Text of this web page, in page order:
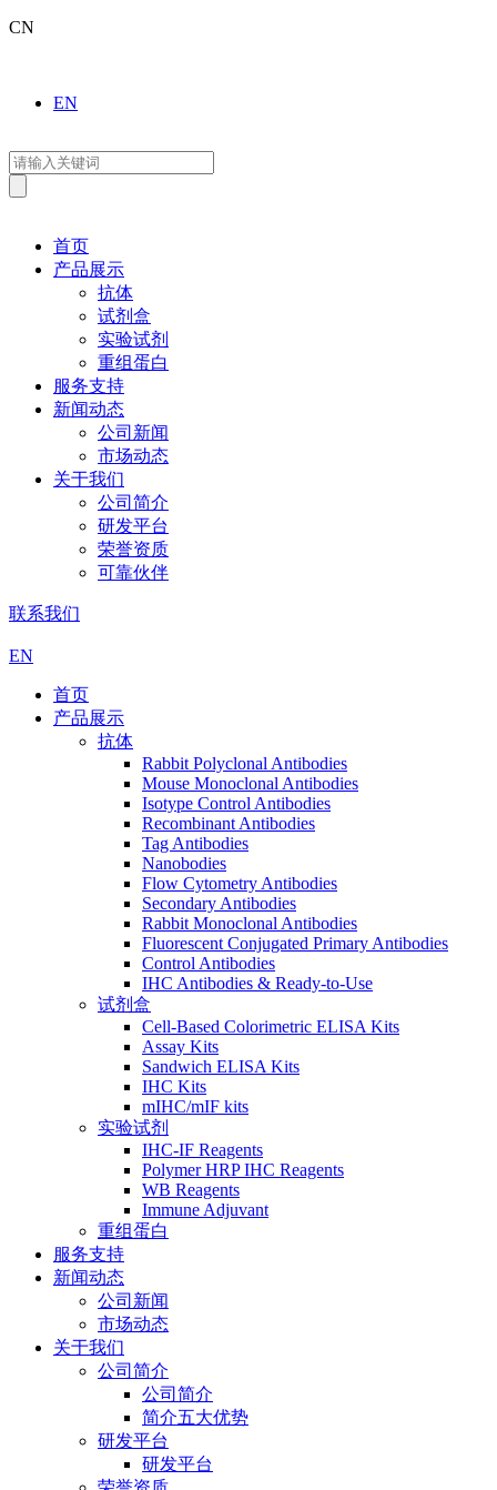
CN
EN
首页
产品展示
抗体
试剂盒
实验试剂
重组蛋白
服务支持
新闻动态
公司新闻
市场动态
关于我们
公司简介
研发平台
荣誉资质
可靠伙伴
联系我们
EN
首页
产品展示
抗体
Rabbit Polyclonal Antibodies
Mouse Monoclonal Antibodies
Isotype Control Antibodies
Recombinant Antibodies
Tag Antibodies
Nanobodies
Flow Cytometry Antibodies
Secondary Antibodies
Rabbit Monoclonal Antibodies
Fluorescent Conjugated Primary Antibodies
Control Antibodies
IHC Antibodies & Ready-to-Use
试剂盒
Cell-Based Colorimetric ELISA Kits
Assay Kits
Sandwich ELISA Kits
IHC Kits
mIHC/mIF kits
实验试剂
IHC-IF Reagents
Polymer HRP IHC Reagents
WB Reagents
Immune Adjuvant
重组蛋白
服务支持
新闻动态
公司新闻
市场动态
关于我们
公司简介
公司简介
简介五大优势
研发平台
研发平台